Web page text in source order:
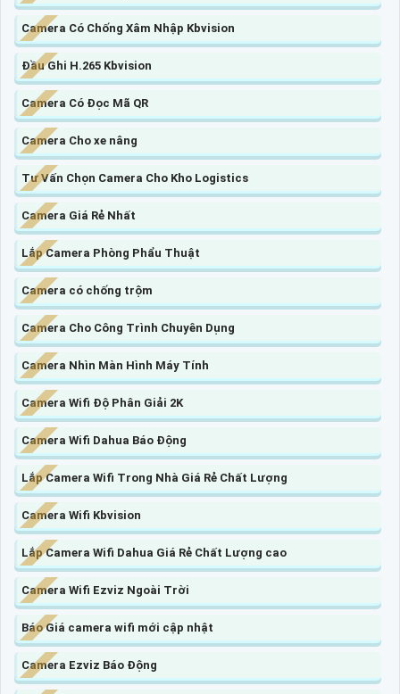
Camera Có Chống Xâm Nhập Kbvision
Đầu Ghi H.265 Kbvision
Camera Có Đọc Mã QR
Camera Cho xe nâng
Tư Vấn Chọn Camera Cho Kho Logistics
Camera Giá Rẻ Nhất
Lắp Camera Phòng Phẩu Thuật
Camera có chống trộm
Camera Cho Công Trình Chuyên Dụng
Camera Nhìn Màn Hình Máy Tính
Camera Wifi Độ Phân Giải 2K
Camera Wifi Dahua Báo Động
Lắp Camera Wifi Trong Nhà Giá Rẻ Chất Lượng
Camera Wifi Kbvision
Lắp Camera Wifi Dahua Giá Rẻ Chất Lượng cao
Camera Wifi Ezviz Ngoài Trời
Báo Giá camera wifi mới cập nhật
Camera Ezviz Báo Động